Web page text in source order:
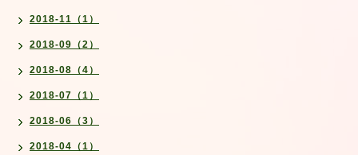
2018-11（1）
2018-09（2）
2018-08（4）
2018-07（1）
2018-06（3）
2018-04（1）